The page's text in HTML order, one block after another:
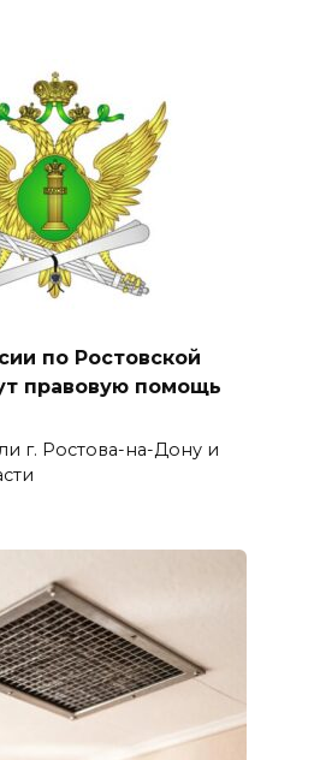
по Ростовской
правовую помощь
г. Ростова-на-Дону и